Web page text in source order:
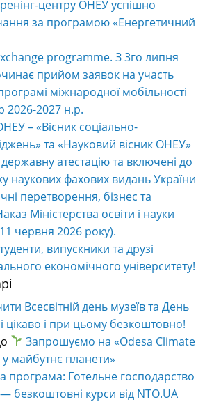
центру ОНЕУ успішно
за програмою «Енергетичний
programme. З 3го липня
прийом заявок на участь
міжнародної мобільності
2026-2027 н.р.
– «Вісник соціально-
та «Науковий вісник ОНЕУ»
атестацію та включені до
наукових фахових видань України
перетворення, бізнес та
Міністерства освіти і науки
червня 2026 року).
випускники та друзі
економічного університету!
Всесвітній день музеїв та День
цікаво і при цьому безкоштовно!
Запрошуємо на «Odesa Climate
майбутнє планети»
програма: Готельне господарство
безкоштовні курси від NTO.UA